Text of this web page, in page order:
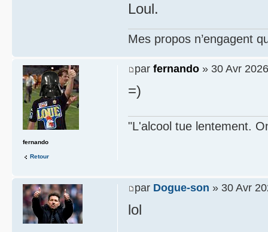
Loul.
Mes propos n’engagent
par fernando » 30 Avr
=)
"L'alcool tue lentement.
fernando
Retour
par Dogue-son » 30 Avr
lol